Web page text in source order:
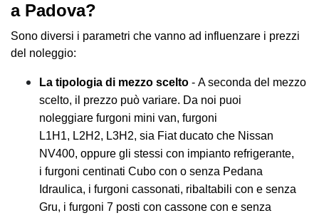
a Padova?
Sono diversi i parametri che vanno ad influenzare i prezzi
del noleggio:
La tipologia di mezzo scelto - A seconda del mezzo
scelto, il prezzo può variare. Da noi puoi
noleggiare furgoni mini van, furgoni
L1H1, L2H2, L3H2, sia Fiat ducato che Nissan
NV400, oppure gli stessi con impianto refrigerante,
i furgoni centinati Cubo con o senza Pedana
Idraulica, i furgoni cassonati, ribaltabili con e senza
Gru, i furgoni 7 posti con cassone con e senza